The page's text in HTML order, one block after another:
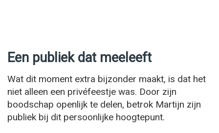
Een publiek dat meeleeft
Wat dit moment extra bijzonder maakt, is dat het
niet alleen een privéfeestje was. Door zijn
boodschap openlijk te delen, betrok Martijn zijn
publiek bij dit persoonlijke hoogtepunt.